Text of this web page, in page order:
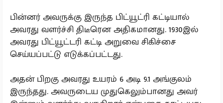
பின்னர் அவருக்கு இருந்த பிட்யூட்ரி கட்டியால்
அவரது வளர்ச்சி திடீரென அதிகமானது. 1930இல்
அவரது பிட்யூட்டரி கட்டி அறுவை சிகிச்சை
செய்யப்பட்டு எடுக்கப்பட்டது.
அதன் பிறகு அவரது உயரம் 6 அடி 9.1 அங்குலம்
இருந்தது. அவருடைய முதுகெலும்பானது அவர்